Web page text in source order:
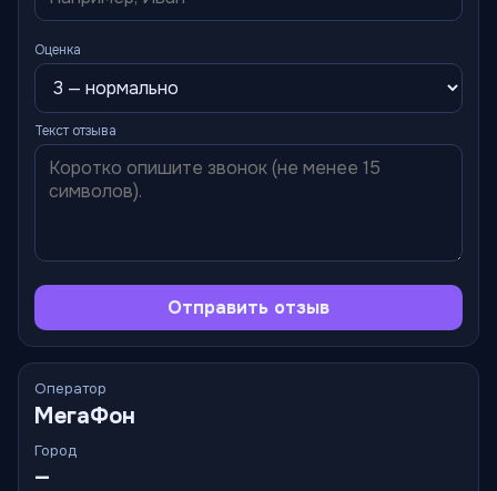
Оценка
Текст отзыва
Отправить отзыв
Оператор
МегаФон
Город
—